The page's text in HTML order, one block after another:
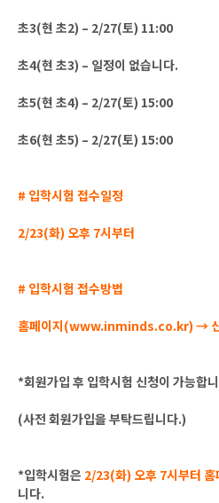
초3(현 초2) – 2/27(토) 11:00
초4(현 초3) – 일정이 없습니다.
초5(현 초4) – 2/27(토) 15:00
초6(현 초5) – 2/27(토) 15:00
# 입학시험 접수일정
2/23(화) 오후 7시부터
# 입학시험 접수방법
홈페이지(www.inminds.co.kr) →
*회원가입 후 입학시험 신청이 가능합
(사전 회원가입을 부탁드립니다.)
*입학시험은 2/23(화) 오후 7시부터 홈
니다.